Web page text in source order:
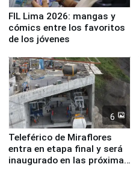
FIL Lima 2026: mangas y
cómics entre los favoritos
de los jóvenes
6
Teleférico de Miraflores
entra en etapa final y será
inaugurado en las próximas